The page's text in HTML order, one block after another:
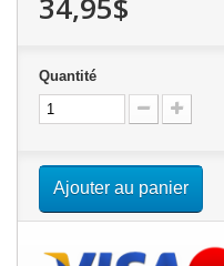
34,95$
Quantité
Ajouter au panier